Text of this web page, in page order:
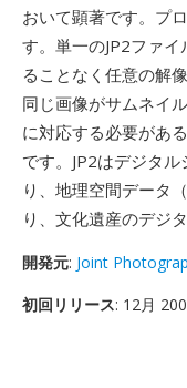
おいて顕著です。プ
す。単一のJP2ファ
ることなく任意の解
同じ画像がサムネイ
に対応する必要があ
です。JP2はデジタ
り、地理空間データ
り、文化遺産のデジ
開発元: Joint
初回リリース: 12月